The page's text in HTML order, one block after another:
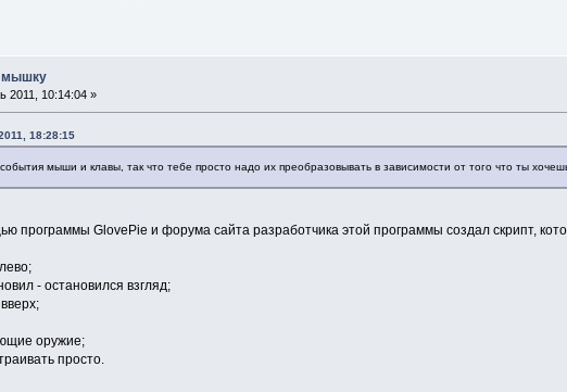
мышку
2011, 10:14:04 »
18:28:15
мыши и клавы, так что тебе просто надо их преобразовывать в зависимости от того что ты
программы GlovePie и форума сайта разработчика этой программы создал скрипт,
- остановился взгляд;
оружие;
просто.